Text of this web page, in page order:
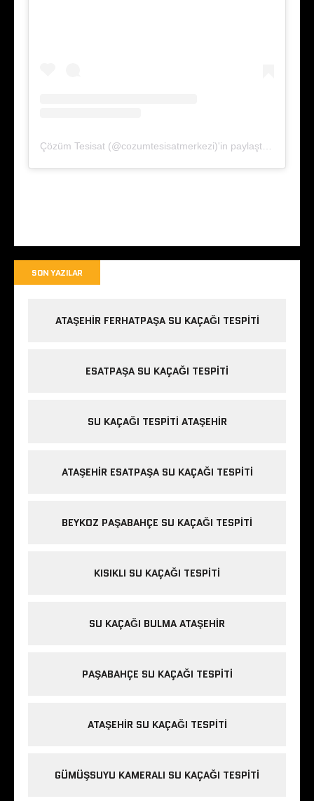
Çözüm Tesisat (@cozumtesisatmerkezi)'in paylaştığı bir gönderi
SON YAZILAR
ATAŞEHIR FERHATPAŞA SU KAÇAĞI TESPITI
ESATPAŞA SU KAÇAĞI TESPITI
SU KAÇAĞI TESPITI ATAŞEHIR
ATAŞEHIR ESATPAŞA SU KAÇAĞI TESPITI
BEYKOZ PAŞABAHÇE SU KAÇAĞI TESPITI
KISIKLI SU KAÇAĞI TESPITI
SU KAÇAĞI BULMA ATAŞEHIR
PAŞABAHÇE SU KAÇAĞI TESPITI
ATAŞEHIR SU KAÇAĞI TESPITI
GÜMÜŞSUYU KAMERALI SU KAÇAĞI TESPITI